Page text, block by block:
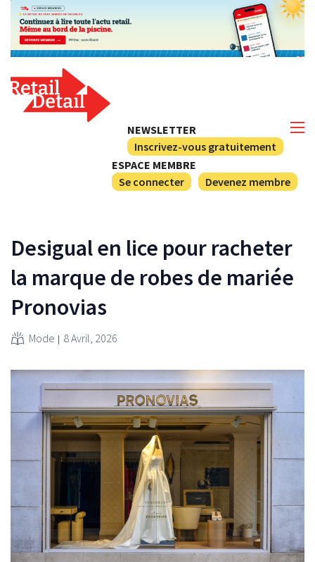
NEWSLETTER
Inscrivez-vous gratuitement
ESPACE MEMBRE
Se connecter
Devenez membre
Desigual en lice pour racheter
la marque de robes de mariée
Pronovias
Mode 8 Avril, 2026